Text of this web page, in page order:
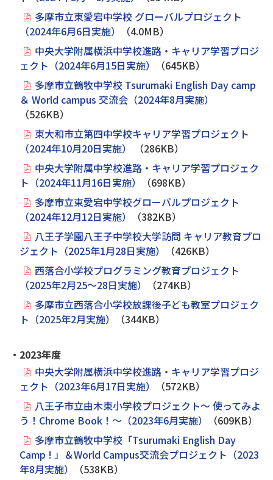
多摩市立東愛宕中学校 グローバルプロジェクト
（2024年6月6日実施）
（4.0MB）
中央大学附属横浜中学校進路・キャリア学習プロジ
ェクト（2024年6月15日実施）
（645KB）
多摩市立鶴牧中学校 Tsurumaki English Day camp
＆ World campus 交流会（2024年8月実施）
（526KB）
東大和市立第四中学校キャリア学習プロジェクト
（2024年10月20日実施）
（286KB）
中央大学附属中学校進路・キャリア学習プロジェク
ト（2024年11月16日実施）
（698KB）
多摩市立東愛宕中学校グローバルプロジェクト
（2024年12月12日実施）
（382KB）
八王子学園八王子中学校大学訪問 キャリア教育プロ
ジェクト（2025年1月28日実施）
（426KB）
西落合小学校プログラミング教育プロジェクト
（2025年2月25～28日実施）
（274KB）
多摩市立西落合小学校放課後子ども教室プロジェク
ト（2025年2月実施）
（344KB）
・2023年度
中央大学附属横浜中学校進路・キャリア学習プロジ
ェクト（2023年6月17日実施）
（572KB）
八王子市立由木東小学校プロジェクト～ 使ってみよ
う！Chrome Book！～（2023年6月実施）
（609KB）
多摩市立鶴牧中学校「Tsurumaki English Day
Camp ! 」＆World Campus交流会プロジェクト（2023
年8月実施）
（538KB）